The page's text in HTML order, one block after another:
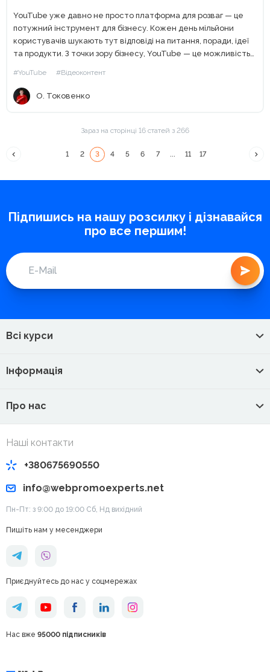
YouTube уже давно не просто платформа для розваг — це
потужний інструмент для бізнесу. Кожен день мільйони
користувачів шукають тут відповіді на питання, поради, ідеї
та продукти. З точки зору бізнесу, YouTube — це можливість
#YouTube #Відеоконтент
О. Токовенко
Зараз на сторінці 16 статей з 266
1 2 3 4 5 6 7 11 17
Підпишись на нашу розсилку і дізнавайся
про все першим!
Всі курси
Інформація
Про нас
Наші контакти
+380675690550
info@webpromoexperts.net
Пн-Пт: з 9:00 до 19:00 Cб, Нд вихідний
Пишіть нам у месенджери
Приєднуйтесь до нас у соцмережах
Нас вже 95000 підписників